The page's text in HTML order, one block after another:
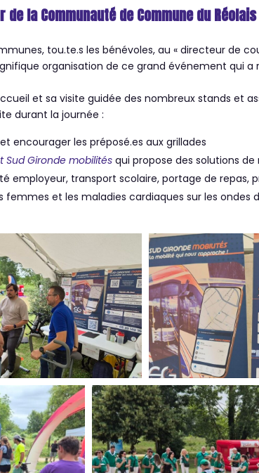
la Communauté de Commune du
tou.te.s les bénévoles, au « directeur de
organisation de ce grand événement qui a
et sa visite guidée des nombreux stands et
durant la journée :
encourager les préposé.es aux grillades
Sud Gironde mobilités qui propose des solutions
employeur, transport scolaire, portage de repas,
femmes et les maladies cardiaques sur les ondes